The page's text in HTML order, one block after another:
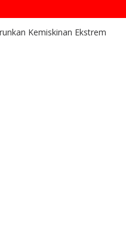
Kemiskinan Ekstrem